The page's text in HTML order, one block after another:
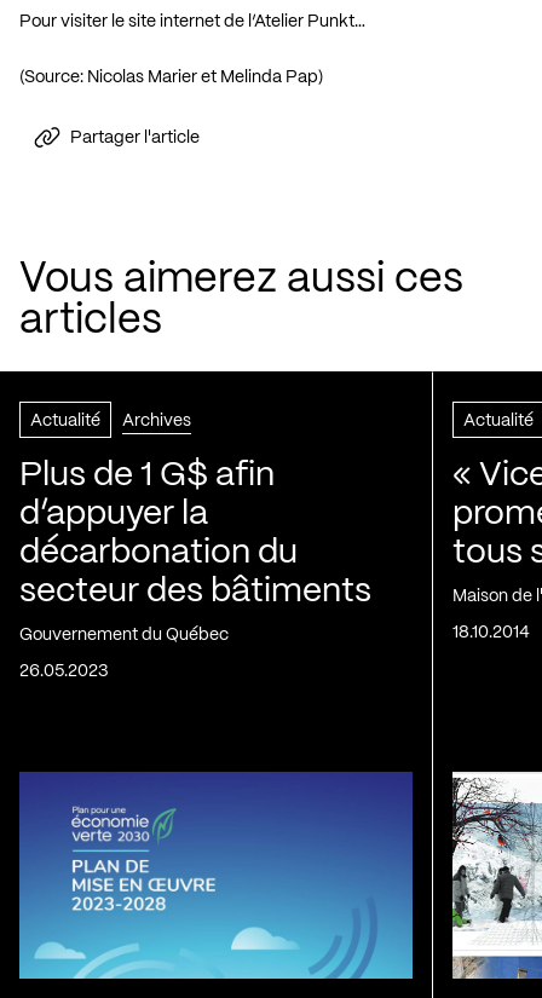
Pour visiter le site internet de l’Atelier Punkt…
(Source: Nicolas Marier et Melinda Pap)
Partager l'article
Vous aimerez aussi ces
articles
Actualité Archives
Plus de 1 G$ afin
d’appuyer la
décarbonation du
secteur des bâtiments
Gouvernement du Québec
26.05.2023
Actualité
«
tous
Maison de
18.10.2014